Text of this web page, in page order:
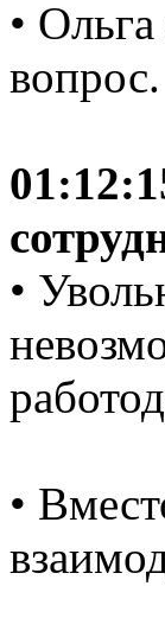
•
вопрос.
•
•